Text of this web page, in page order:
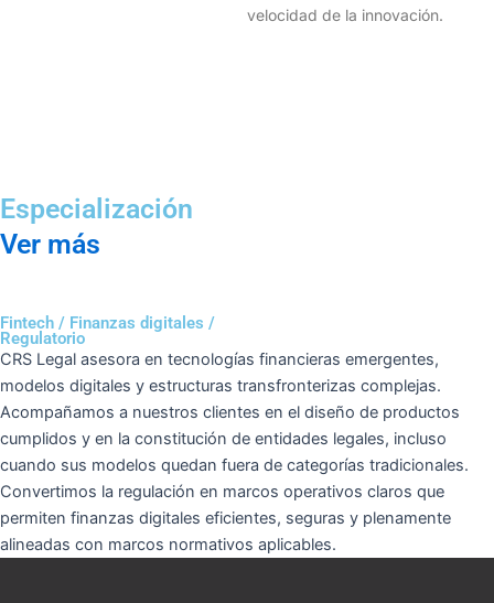
velocidad de la innovación.
Especialización
Ver más
Fintech / Finanzas digitales /
Regulatorio
CRS Legal asesora en tecnologías financieras emergentes,
modelos digitales y estructuras transfronterizas complejas.
Acompañamos a nuestros clientes en el diseño de productos
cumplidos y en la constitución de entidades legales, incluso
cuando sus modelos quedan fuera de categorías tradicionales.
Convertimos la regulación en marcos operativos claros que
permiten finanzas digitales eficientes, seguras y plenamente
alineadas con marcos normativos aplicables.